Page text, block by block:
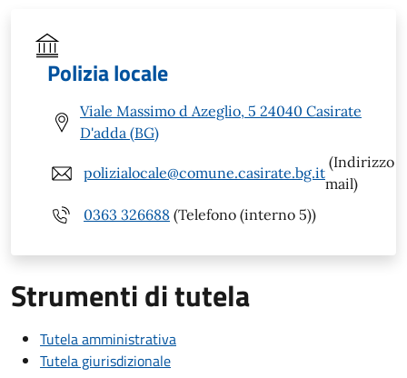
Polizia locale
Viale Massimo d Azeglio, 5 24040 Casirate
D'adda (BG)
polizialocale@comune.casirate.bg.it
(Indirizzo
mail)
0363 326688 (Telefono (interno 5))
Strumenti di tutela
Tutela amministrativa
Tutela giurisdizionale